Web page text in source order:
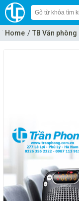
Home TB Văn phòng